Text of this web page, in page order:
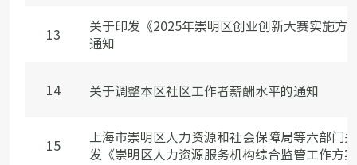
13
关于印发《2025年崇明区创业创新大赛实施方
通知
14 关于调整本区社区工作者薪酬水平的通知
15
上海市崇明区人力资源和社会保障局等六部门
发《崇明区人力资源服务机构综合监管工作方